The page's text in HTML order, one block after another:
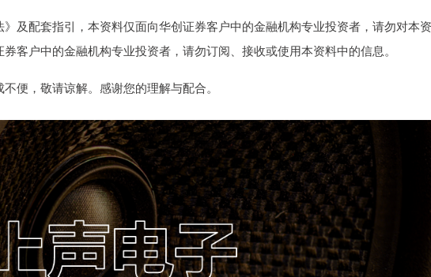
及配套指引，本资料仅面向华创证券客户中的金融机构专业投资者，请勿对本
客户中的金融机构专业投资者，请勿订阅、接收或使用本资料中的信息。
便，敬请谅解。感谢您的理解与配合。